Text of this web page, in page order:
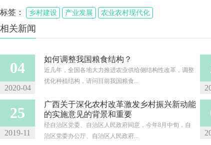
标签： 乡村建设 产业发展 农业农村现代化
相关新闻
04
2020-04
如何调整我国粮食结构？
近几年，全国各地大力推进农业供给侧结构性改革，调整
优化种植结构，请问目前我国粮食...
25
2019-11
广西关于深化农村改革激发乡村振兴新动能
的实施意见的背景和重要
经自治区党委、自治区人民政府同意，今年8月中旬，自
治区党委办公厅、自治区人民政府...